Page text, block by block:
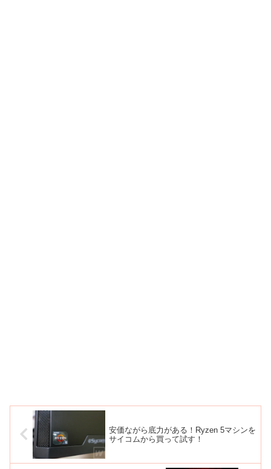
安価ながら底力がある！Ryzen 5マシンを
サイコムから買って試す！